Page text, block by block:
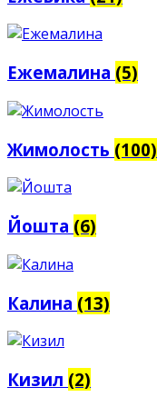
Ежемалина (5)
Жимолость (100)
Йошта (6)
Калина (13)
Кизил (2)